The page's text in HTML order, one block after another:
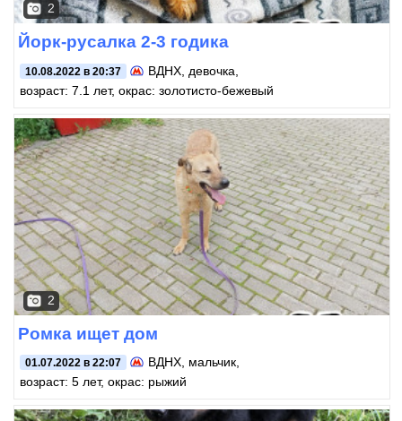
2
Йорк-русалка 2-3 годика
10.08.2022 в 20:37 ВДНХ , девочка,
возраст: 7.1 лет, окрас: золотисто-бежевый
2
Ромка ищет дом
01.07.2022 в 22:07 ВДНХ , мальчик,
возраст: 5 лет, окрас: рыжий